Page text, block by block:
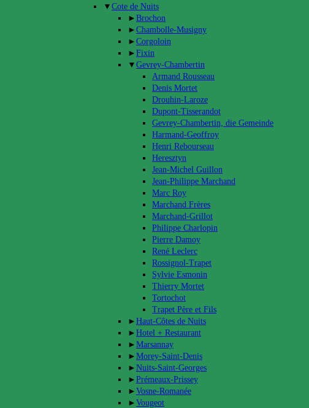
▼ Cote de Nuits
► Brochon
► Chambolle-Musigny
► Corgoloin
► Fixin
▼ Gevrey-Chambertin
Armand Rousseau
Denis Mortet
Drouhin-Laroze
Dupont-Tisserandot
Gevrey-Chambertin, die Gemeinde
Harmand-Geoffroy
Henri Rebourseau
Heresztyn
Jean-Michel Guillon
Jean-Philippe Marchand
Marc Roy
Marchand Frères
Marchand-Grillot
Philippe Charlopin
Pierre Damoy
René Leclerc
Rossignol-Trapet
Sylvie Esmonin
Thierry Mortet
Tortochot
Trapet Père et Fils
► Haut-Côtes de Nuits
► Hotel + Restaurant
► Marsannay
► Morey-Saint-Denis
► Nuits-Saint-Georges
► Prémeaux-Prissey
► Vosne-Romanée
► Vougeot